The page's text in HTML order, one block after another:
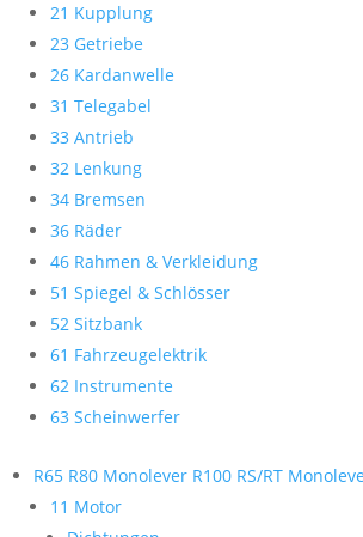
21 Kupplung
23 Getriebe
26 Kardanwelle
31 Telegabel
33 Antrieb
32 Lenkung
34 Bremsen
36 Räder
46 Rahmen & Verkleidung
51 Spiegel & Schlösser
52 Sitzbank
61 Fahrzeugelektrik
62 Instrumente
63 Scheinwerfer
R65 R80 Monolever R100 RS/RT
11 Motor